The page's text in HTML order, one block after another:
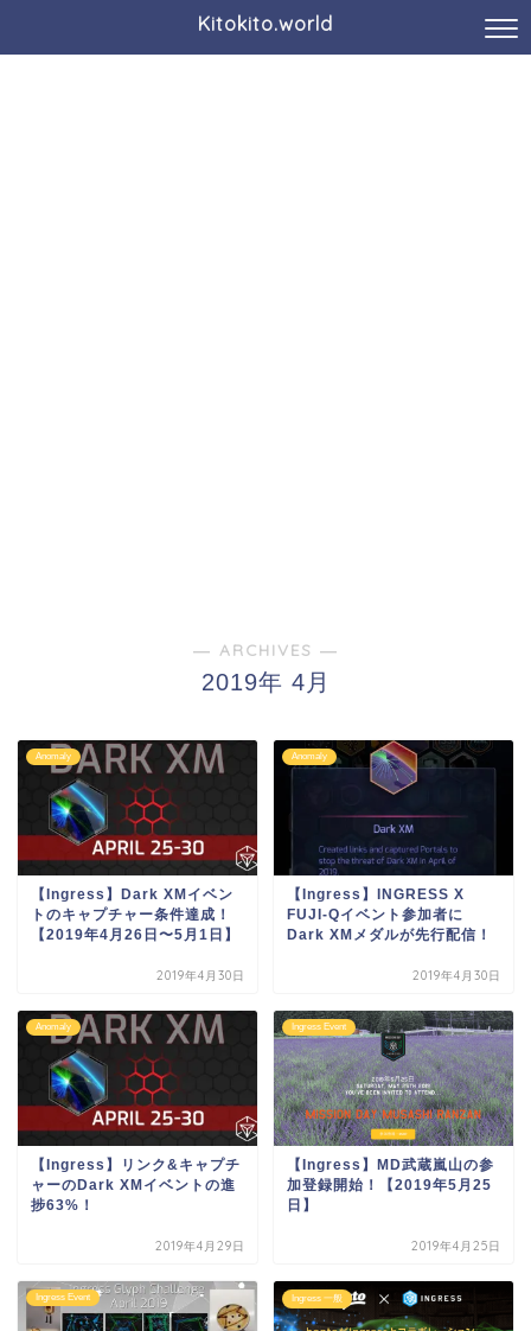
Kitokito.world
― ARCHIVES ―
2019年 4月
Anomaly
【Ingress】Dark XMイベン
トのキャプチャー条件達成！
【2019年4月26日〜5月1日】
2019年4月30日
Anomaly
【Ingress】INGRESS X
FUJI-Qイベント参加者に
Dark XMメダルが先行配信！
2019年4月30日
Anomaly
【Ingress】リンク&キャプチ
ャーのDark XMイベントの進
捗63%！
2019年4月29日
Ingress Event
【Ingress】MD武蔵嵐山の参
加登録開始！【2019年5月25
日】
2019年4月25日
Ingress Event Ingress 一般